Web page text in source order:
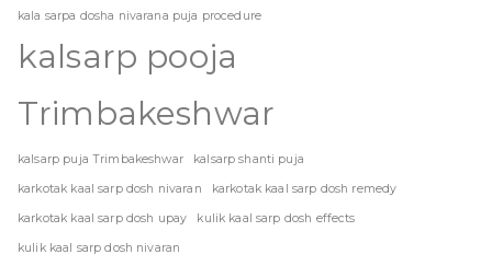
kala sarpa dosha nivarana puja procedure
kalsarp pooja
Trimbakeshwar
kalsarp puja Trimbakeshwar kalsarp shanti puja
karkotak kaal sarp dosh nivaran karkotak kaal sarp dosh remedy
karkotak kaal sarp dosh upay kulik kaal sarp dosh effects
kulik kaal sarp dosh nivaran